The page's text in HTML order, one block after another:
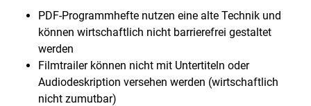
PDF-Programmhefte nutzen eine alte Technik und
können wirtschaftlich nicht barrierefrei gestaltet
werden
Filmtrailer können nicht mit Untertiteln oder
Audiodeskription versehen werden (wirtschaftlich
nicht zumutbar)